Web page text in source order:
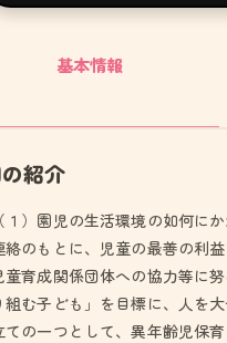
基本情報
紹介
（１）園児の生活環境の如何に
絡のもとに、児童の最善の利
童育成関係団体への協力等に
組む子ども」を目標に、人を
ての一つとして、異年齢児保